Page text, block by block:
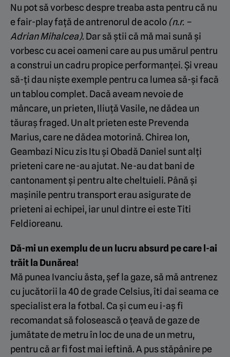
Nu pot să vorbesc despre treaba asta pentru că nu
e fair-play față de antrenorul de acolo (n.r. –
Adrian Mihalcea). Dar să știi că mă mai sună și
vorbesc cu acei oameni care au pus umărul pentru
a construi un cadru propice performanței. Și vreau
să-ți dau niște exemple pentru ca lumea să-și facă
un tablou complet. Dacă aveam nevoie de
mâncare, un prieten, Iliuță Vasile, ne dădea un
tăuraș fraged. Un alt prieten este Prevenda
Marius, care ne dădea motorină. Chirea Ion,
Geambazi Nicu zis Itu și Obadă Daniel sunt alți
prieteni care ne-au ajutat. Ne-au dat bani de
cantonament și pentru alte cheltuieli. Până și
mașinile pentru transport erau asigurate de
prieteni ai echipei, iar unul dintre ei este Titi
Feldioreanu.
Dă-mi un exemplu de un lucru absurd pe care l-ai
trăit la Dunărea!
Mă punea Ivanciu ăsta, șef la gaze, să mă antrenez
cu jucătorii la 40 de grade Celsius, îti dai seama ce
specialist era la fotbal. Ca și cum eu i-aș fi
recomandat să folosească o țeavă de gaze de
jumătate de metru în loc de una de un metru,
pentru că ar fi fost mai ieftină. A pus stăpânire pe